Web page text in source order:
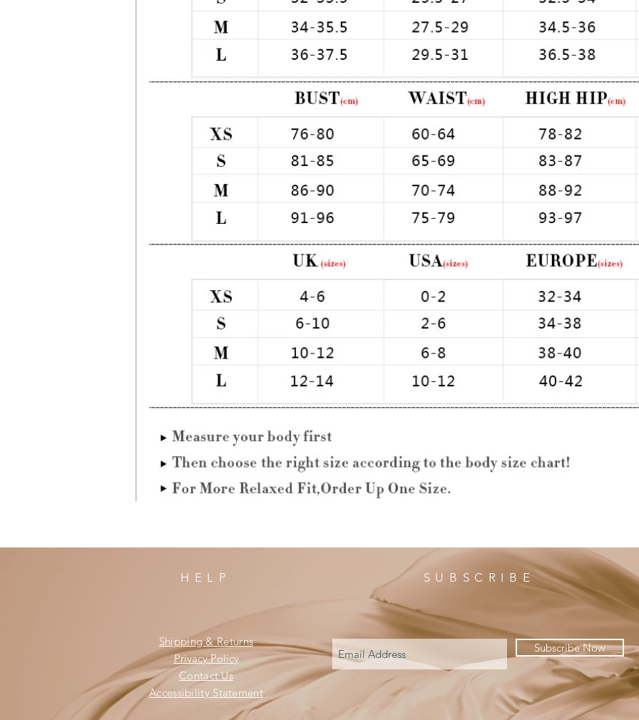
HELP
Shipping & Returns
Privacy Policy
Contact Us
Accessibility Statement
SUBSCRIBE
Subscribe Now